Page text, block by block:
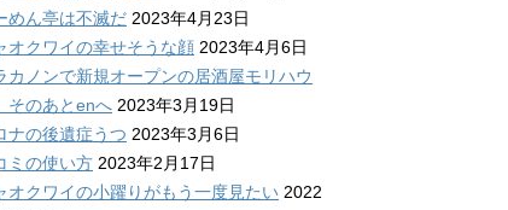
めん亭は不滅だ 2023年4月23日
オクワイの幸せそうな顔 2023年4月6日
カノンで新規オープンの居酒屋モリハウ
そのあとenへ 2023年3月19日
ナの後遺症うつ 2023年3月6日
ミの使い方 2023年2月17日
オクワイの小躍りがもう一度見たい 2022